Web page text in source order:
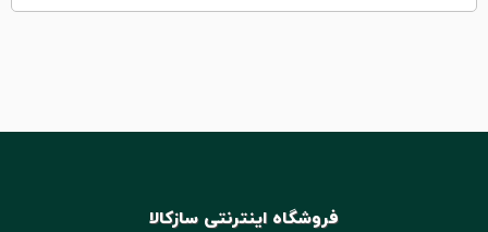
فروشگاه اینترنتی سازکالا